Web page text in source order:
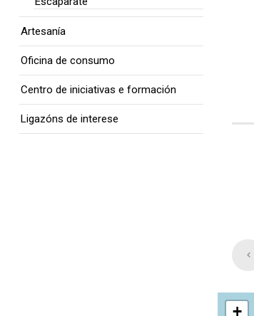
+
Artesanía
Oficina de consumo
Centro de iniciativas e formación
Ligazóns de interese